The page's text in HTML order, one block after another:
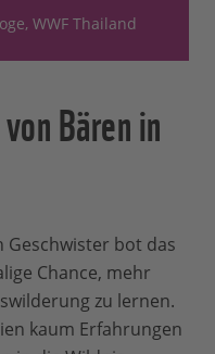
WWF Thailand
Bären in
Geschwister bot das
Chance, mehr
zu lernen.
kaum Erfahrungen